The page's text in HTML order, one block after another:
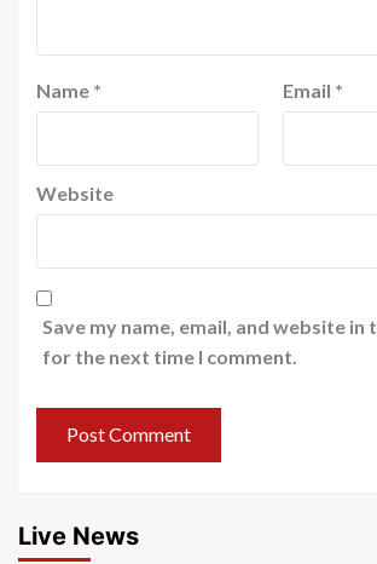
Name * Email *
Website
Save my name, email, and website in
for the next time I comment.
Live News